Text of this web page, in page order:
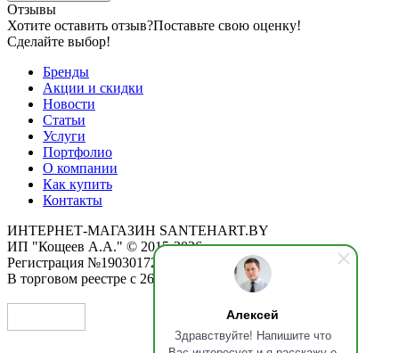
Алексей
Здравствуйте! Напишите что
Отзывы
Хотите оставить отзыв?Поставьте свою оценку!
Сделайте выбор!
Бренды
Акции и скидки
Новости
Статьи
Услуги
Портфолио
О компании
Как купить
Контакты
ИНТЕРНЕТ-МАГАЗИН SANTEHART.BY
ИП "Кощеев А.А." © 2015-2026
Регистрация №190301725 от 12.02.2015
В торговом реестре с 26.11.2019